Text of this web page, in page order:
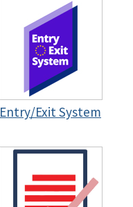
Entry/Exit System